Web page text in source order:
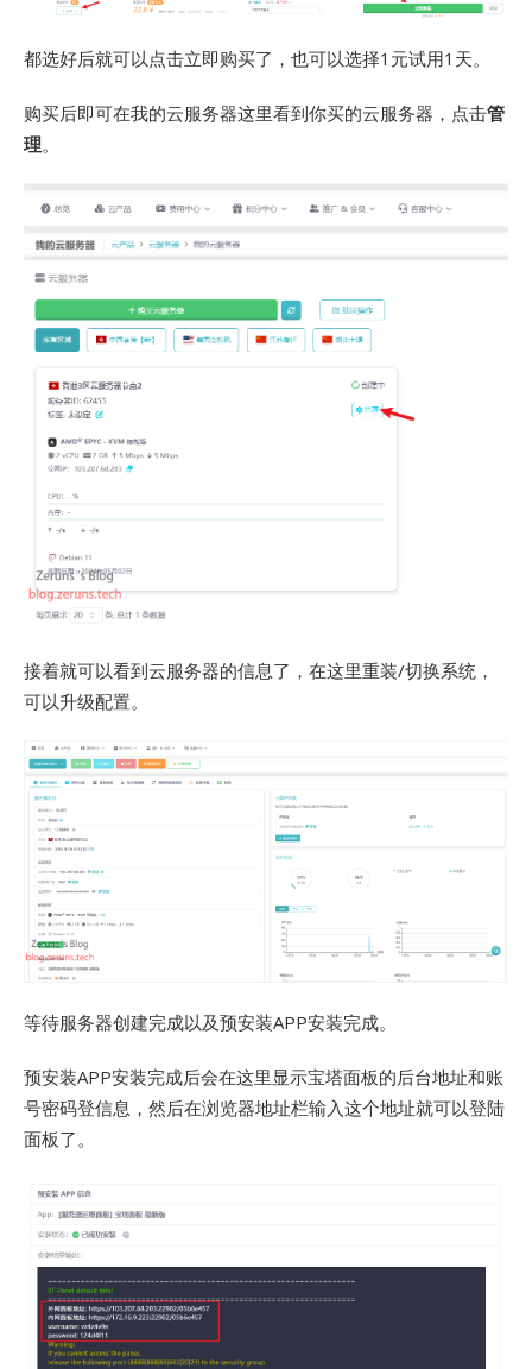
都选好后就可以点击立即购买了，也可以选择1元试用1天。
购买后即可在我的云服务器这里看到你买的云服务器，点击管
理。
接着就可以看到云服务器的信息了，在这里重装/切换系统，
可以升级配置。
等待服务器创建完成以及预安装APP安装完成。
预安装APP安装完成后会在这里显示宝塔面板的后台地址和账
号密码登信息，然后在浏览器地址栏输入这个地址就可以登陆
面板了。